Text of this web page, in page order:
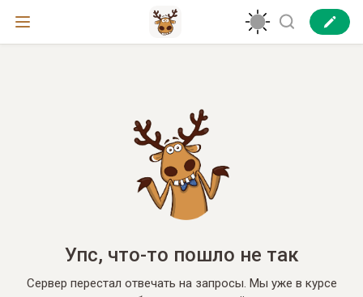
Упс, что-то пошло не так
Сервер перестал отвечать на запросы. Мы уже в курсе